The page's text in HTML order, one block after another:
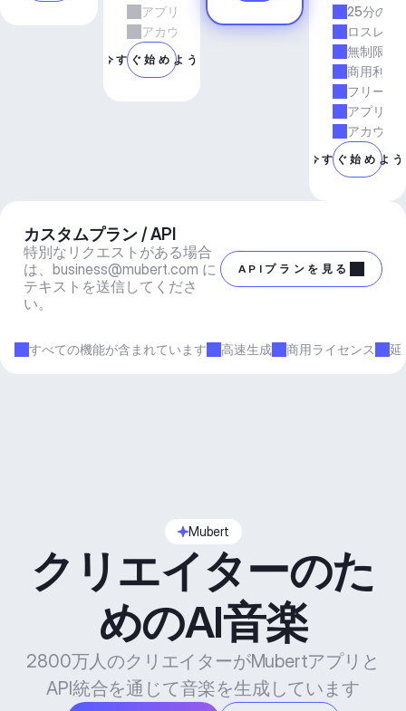
アプリとサービス
アカウントマネージャーのサポート
今すぐ始めよう
25分の所
ロスレス
無制限の
商用利用
フリーラ
アプリと
アカウン
今すぐ始めよう
カスタムプラン / API
特別なリクエストがある場合
は、 business@mubert.com に
テキストを送信してくださ
い。
APIプランを見る
すべての機能が含まれています 高速生成 商用ライセンス 延
Mubert
クリエイターのた
めのAI音楽
2800万人のクリエイターがMubertアプリと
API統合を通じて音楽を生成しています